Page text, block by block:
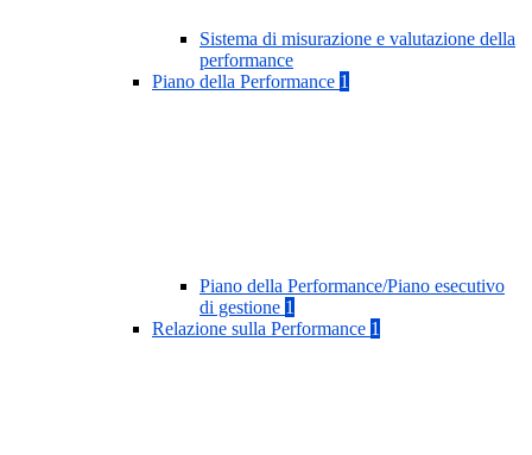
Sistema di misurazione e valutazione della
performance
Piano della Performance 1
Piano della Performance/Piano esecutivo
di gestione 1
Relazione sulla Performance 1